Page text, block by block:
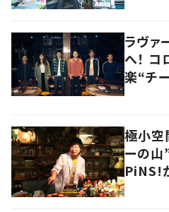
ラヴァ
へ！
楽“チ
極小空
ーの山
PiNS!